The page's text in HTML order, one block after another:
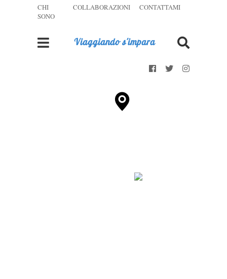
CHI
SONO
COLLABORAZIONI CONTATTAMI
Viaggiando s'impara